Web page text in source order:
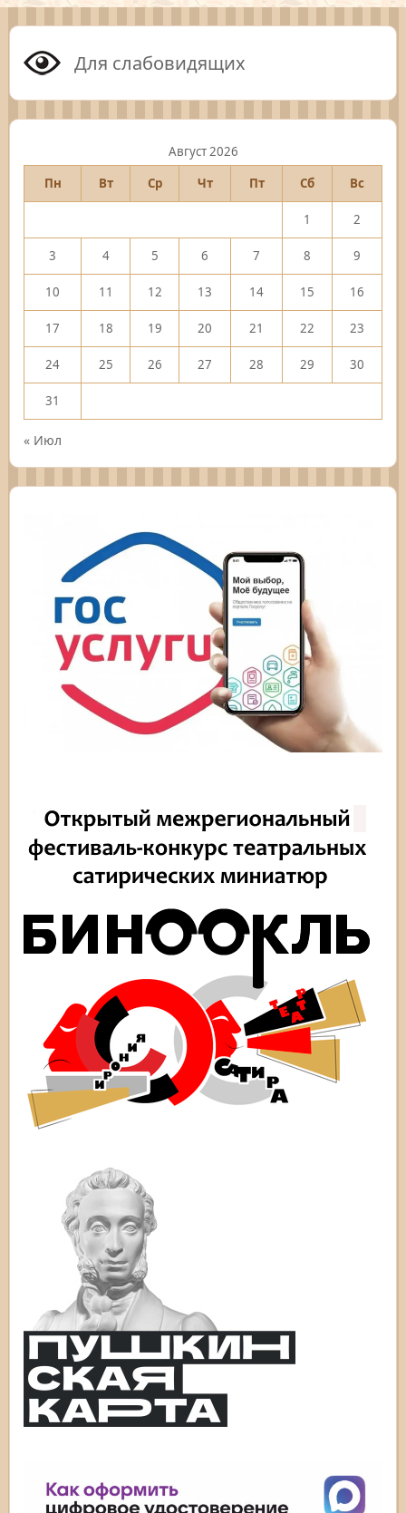
Для слабовидящих
Август 2026
Пн
Вт Ср Чт Пт Сб Вс
1 2
3 4 5 6 7 8 9
10 11 12 13 14 15 16
17 18 19 20 21 22 23
24 25 26 27 28 29 30
31
« Июл